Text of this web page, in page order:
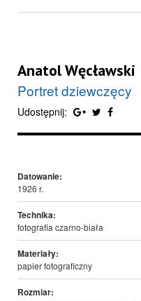
Anatol Węcławski
Portret dziewczęcy
Udostępnij:
Datowanie:
1926 r.
Technika:
fotografia czarno-biała
Materiały:
papier fotograficzny
Rozmiar: